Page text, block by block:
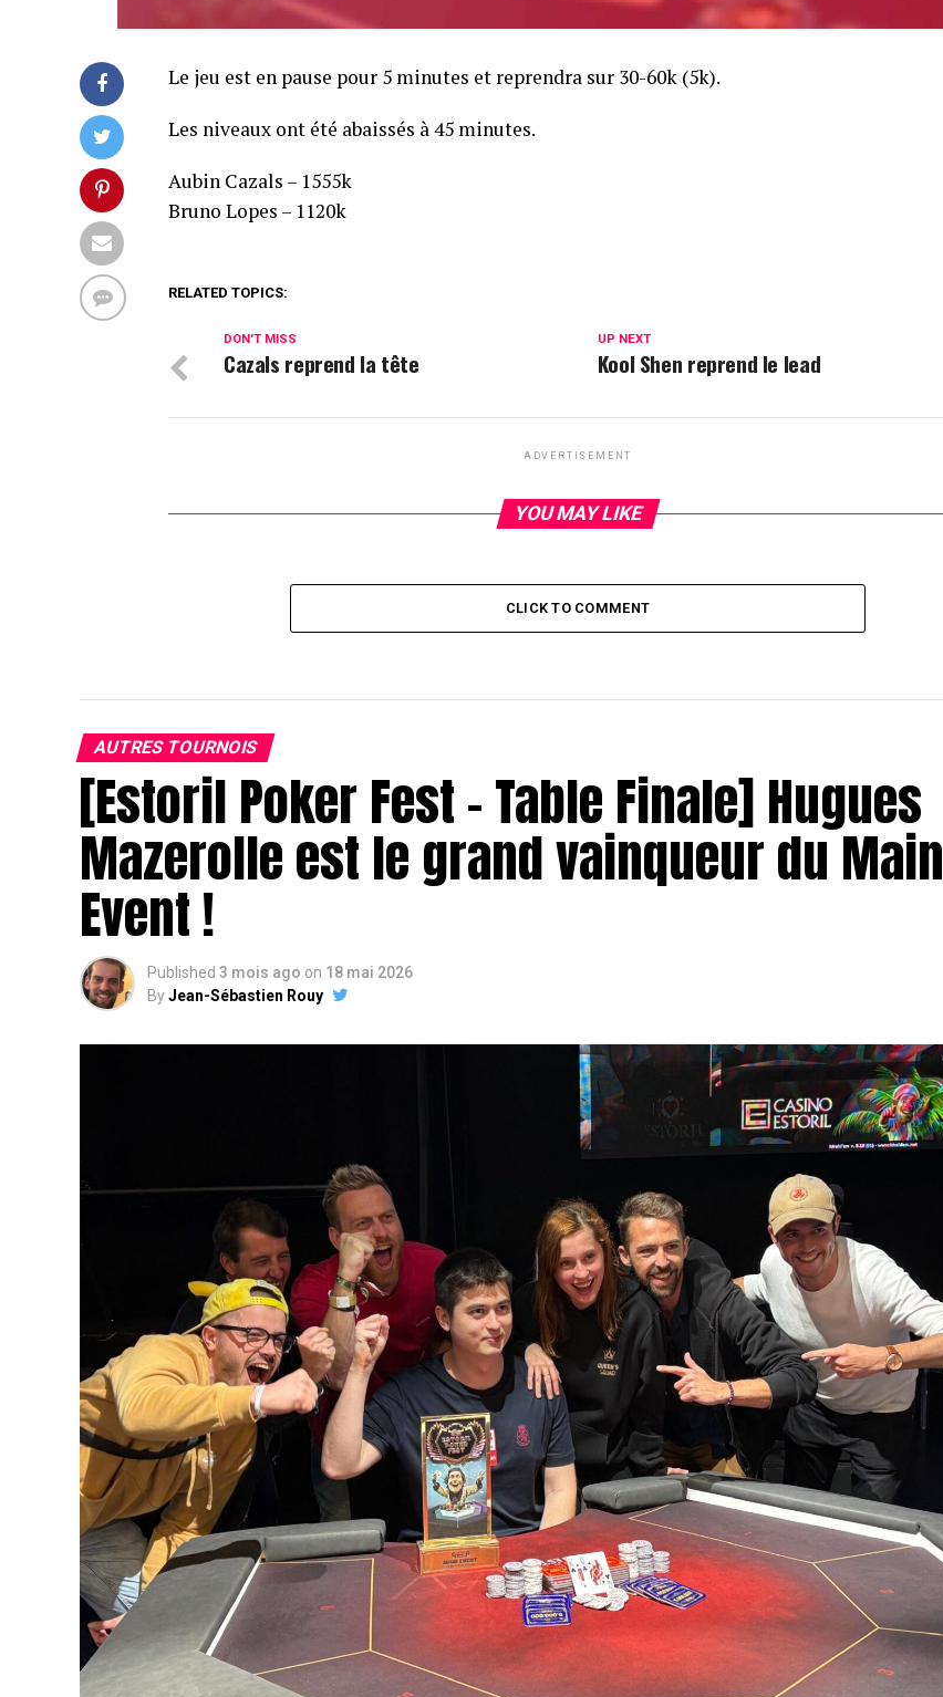
Le jeu est en pause pour 5 minutes et reprendra sur 30-60k (5k).
Les niveaux ont été abaissés à 45 minutes.
Aubin Cazals – 1555k
Bruno Lopes – 1120k
RELATED TOPICS:
UP NEXT
Kool Shen reprend le lead
DON'T MISS
Cazals reprend la tête
ADVERTISEMENT
YOU MAY LIKE
CLICK TO COMMENT
AUTRES TOURNOIS
[Estoril Poker Fest – Table Finale] Hugues
Mazerolle est le grand vainqueur du Main
Event !
Published 3 mois ago on 18 mai 2026
ByJean-Sébastien Rouy